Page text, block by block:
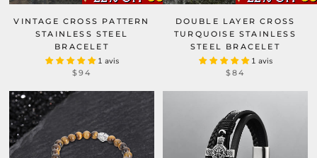
VINTAGE CROSS PATTERN
STAINLESS STEEL
BRACELET
1 avis
$94
DOUBLE LAYER CROSS
TURQUOISE STAINLESS
STEEL BRACELET
1 avis
$84